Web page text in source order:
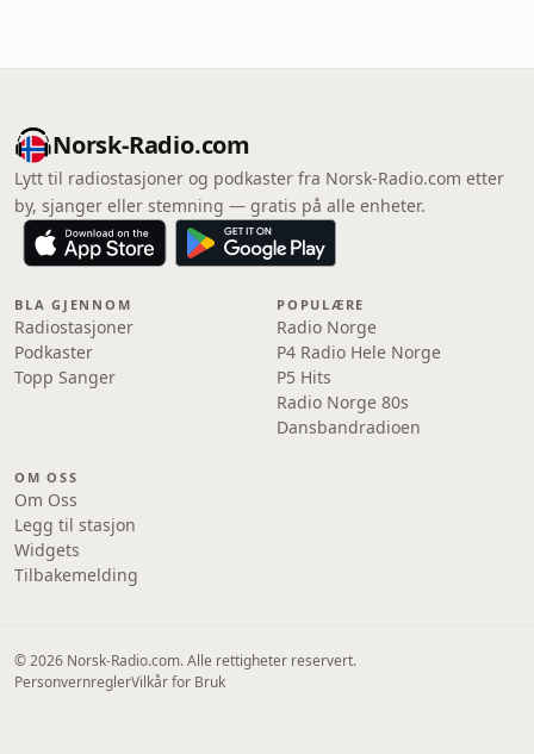
Norsk-Radio.com
Lytt til radiostasjoner og podkaster fra Norsk-Radio.com etter
by, sjanger eller stemning — gratis på alle enheter.
BLA GJENNOM
Radiostasjoner
Podkaster
Topp Sanger
POPULÆRE
Radio Norge
P4 Radio Hele Norge
P5 Hits
Radio Norge 80s
Dansbandradioen
OM OSS
Om Oss
Legg til stasjon
Widgets
Tilbakemelding
© 2026 Norsk-Radio.com. Alle rettigheter reservert.
PersonvernreglerVilkår for Bruk